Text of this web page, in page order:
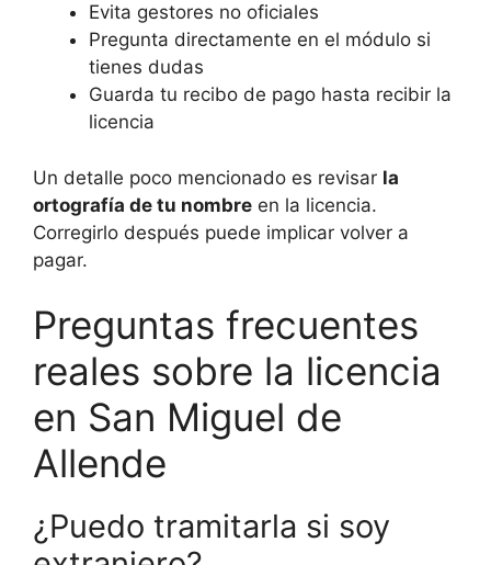
Evita gestores no oficiales
Pregunta directamente en el módulo si
tienes dudas
Guarda tu recibo de pago hasta recibir la
licencia
Un detalle poco mencionado es revisar la
ortografía de tu nombre en la licencia.
Corregirlo después puede implicar volver a
pagar.
Preguntas frecuentes
reales sobre la licencia
en San Miguel de
Allende
¿Puedo tramitarla si soy